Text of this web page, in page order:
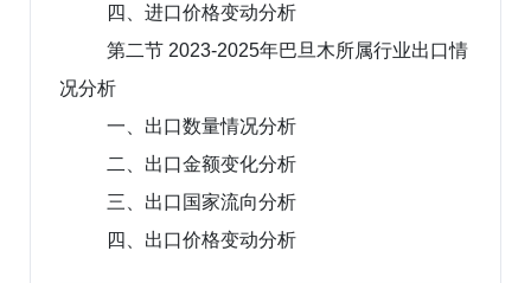
四、进口价格变动分析
第二节 2023-2025年巴旦木所属行业出口情
况分析
一、出口数量情况分析
二、出口金额变化分析
三、出口国家流向分析
四、出口价格变动分析